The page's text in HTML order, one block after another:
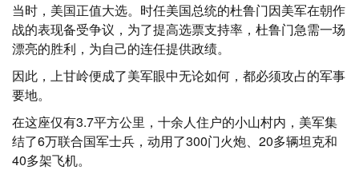
当时，美国正值大选。时任美国总统的杜鲁门因美军在朝作
战的表现备受争议，为了提高选票支持率，杜鲁门急需一场
漂亮的胜利，为自己的连任提供政绩。
因此，上甘岭便成了美军眼中无论如何，都必须攻占的军事
要地。
在这座仅有3.7平方公里，十余人住户的小山村内，美军集
结了6万联合国军士兵，动用了300门火炮、20多辆坦克和
40多架飞机。